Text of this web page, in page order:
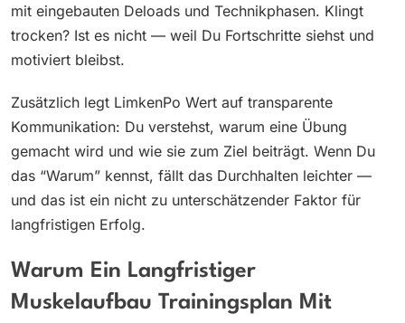
mit eingebauten Deloads und Technikphasen. Klingt
trocken? Ist es nicht — weil Du Fortschritte siehst und
motiviert bleibst.
Zusätzlich legt LimkenPo Wert auf transparente
Kommunikation: Du verstehst, warum eine Übung
gemacht wird und wie sie zum Ziel beiträgt. Wenn Du
das “Warum” kennst, fällt das Durchhalten leichter —
und das ist ein nicht zu unterschätzender Faktor für
langfristigen Erfolg.
Warum Ein Langfristiger
Muskelaufbau Trainingsplan Mit